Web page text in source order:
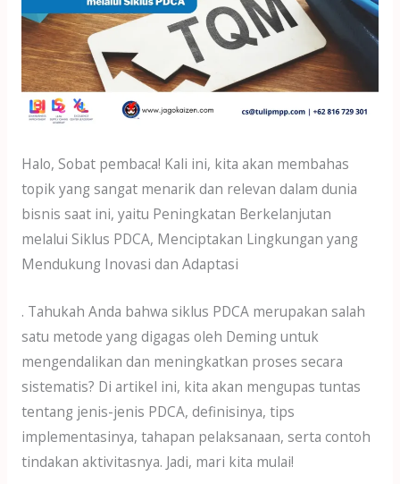
dI
n
A
p
p
o
k
Halo, Sobat pembaca! Kali ini, kita akan membahas
topik yang sangat menarik dan relevan dalam dunia
bisnis saat ini, yaitu Peningkatan Berkelanjutan
melalui Siklus PDCA, Menciptakan Lingkungan yang
Mendukung Inovasi dan Adaptasi
. Tahukah Anda bahwa siklus PDCA merupakan salah
satu metode yang digagas oleh Deming untuk
mengendalikan dan meningkatkan proses secara
sistematis? Di artikel ini, kita akan mengupas tuntas
tentang jenis-jenis PDCA, definisinya, tips
implementasinya, tahapan pelaksanaan, serta contoh
tindakan aktivitasnya. Jadi, mari kita mulai!